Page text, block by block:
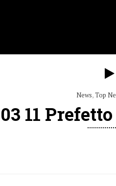
News,Top
11